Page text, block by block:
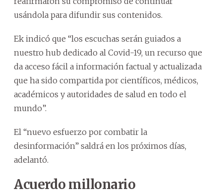
usándola para difundir sus contenidos.
Ek indicó que “los escuchas serán guiados a
nuestro hub dedicado al Covid-19, un recurso que
da acceso fácil a información factual y actualizada
que ha sido compartida por científicos, médicos,
académicos y autoridades de salud en todo el
mundo”.
El “nuevo esfuerzo por combatir la
desinformación” saldrá en los próximos días,
adelantó.
Acuerdo millonario